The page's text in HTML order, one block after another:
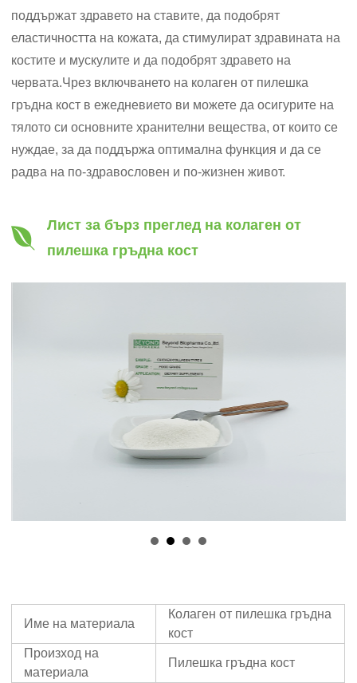
поддържат здравето на ставите, да подобрят
еластичността на кожата, да стимулират здравината на
костите и мускулите и да подобрят здравето на
червата.Чрез включването на колаген от пилешка
гръдна кост в ежедневието ви можете да осигурите на
тялото си основните хранителни вещества, от които се
нуждае, за да поддържа оптимална функция и да се
радва на по-здравословен и по-жизнен живот.
Лист за бърз преглед на колаген от
пилешка гръдна кост
Име на материала
Колаген от пилешка гръдна
кост
Произход на
материала
Пилешка гръдна кост